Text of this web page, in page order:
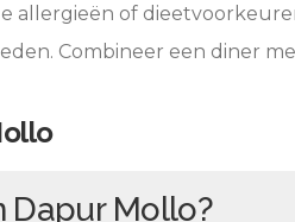
allergieën of
Combineer een diner
Dapur Mollo?